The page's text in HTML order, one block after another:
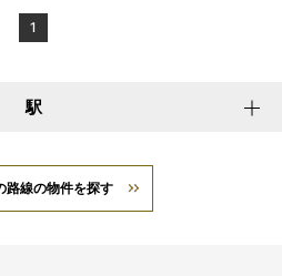
1
駅
路線の物件を探す